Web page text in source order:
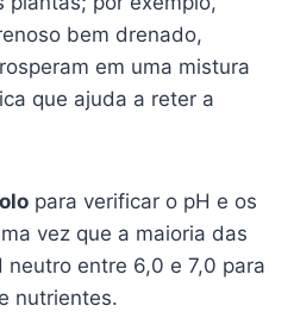
bem drenado,
em uma mistura
que ajuda a reter a
para verificar o pH e os
vez que a maioria das
neutro entre 6,0 e 7,0 para
nutrientes.